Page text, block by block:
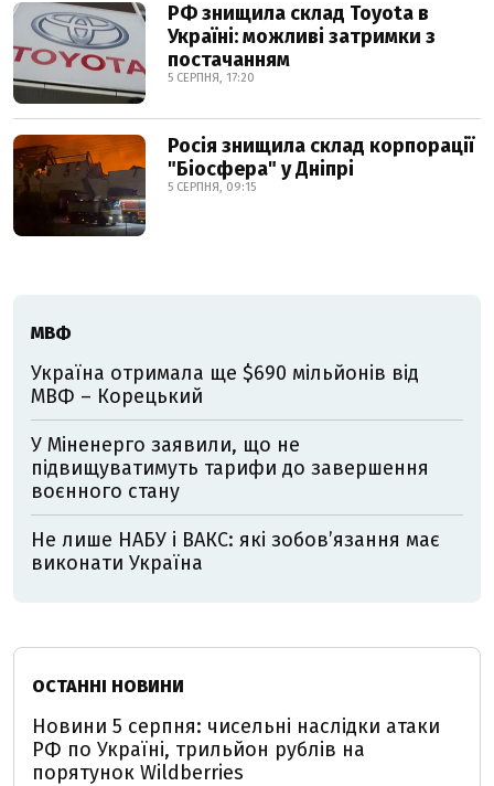
РФ знищила склад Toyota в
Україні: можливі затримки з
постачанням
5 СЕРПНЯ, 17:20
Росія знищила склад корпорації
"Біосфера" у Дніпрі
5 СЕРПНЯ, 09:15
МВФ
Україна отримала ще $690 мільйонів від
МВФ – Корецький
У Міненерго заявили, що не
підвищуватимуть тарифи до завершення
воєнного стану
Не лише НАБУ і ВАКС: які зобов’язання має
виконати Україна
ОСТАННІ НОВИНИ
Новини 5 серпня: чисельні наслідки атаки
РФ по Україні, трильйон рублів на
порятунок Wildberries